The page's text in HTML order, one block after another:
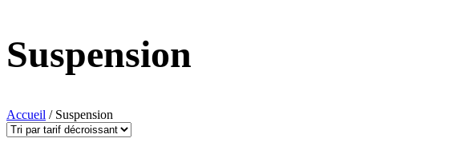
Suspension
Accueil / Suspension